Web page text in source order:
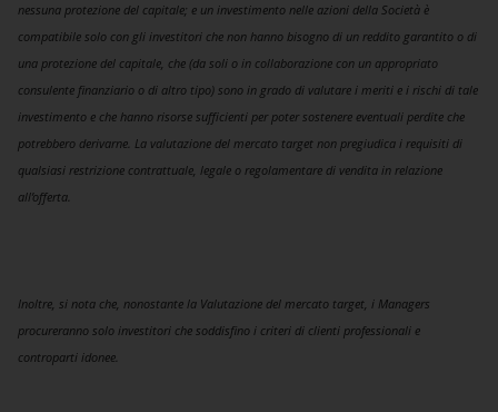
nessuna protezione del capitale; e un investimento nelle azioni della Società è
compatibile solo con gli investitori che non hanno bisogno di un reddito garantito o di
una protezione del capitale, che (da soli o in collaborazione con un appropriato
consulente finanziario o di altro tipo) sono in grado di valutare i meriti e i rischi di tale
investimento e che hanno risorse sufficienti per poter sostenere eventuali perdite che
potrebbero derivarne. La valutazione del mercato target non pregiudica i requisiti di
qualsiasi restrizione contrattuale, legale o regolamentare di vendita in relazione
all’offerta.
Inoltre, si nota che, nonostante la Valutazione del mercato target, i Managers
procureranno solo investitori che soddisfino i criteri di clienti professionali e
controparti idonee.